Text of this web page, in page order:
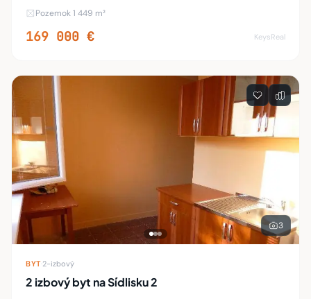
pozemku s rozlohou 1449 m2 + podiel na prístupovej
Pozemok 1 449 m²
169 000 € KeysReal
3
BYT· 2-izbový
2 izbový byt na Sídlisku 2